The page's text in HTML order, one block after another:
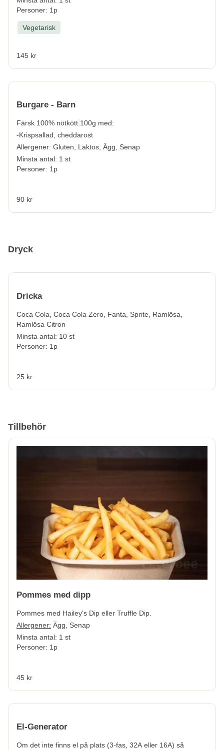
Personer: 1p
Vegetarisk
145 kr
Burgare - Barn
Färsk 100% nötkött 100g med:
-Krispsallad, cheddarost
Allergener: Gluten, Laktos, Ägg, Senap
Minsta antal: 1 st
Personer: 1p
90 kr
Dryck
Dricka
Coca Cola, Coca Cola Zero, Fanta, Sprite, Ramlösa,
Ramlösa Citron
Minsta antal: 10 st
Personer: 1p
25 kr
Tillbehör
Pommes med dipp
Pommes med Hailey's Dip eller Truffle Dip.
Allergener: Ägg, Senap
Minsta antal: 1 st
Personer: 1p
45 kr
El-Generator
Om det inte finns el på plats (3-fas, 32A eller 16A) så